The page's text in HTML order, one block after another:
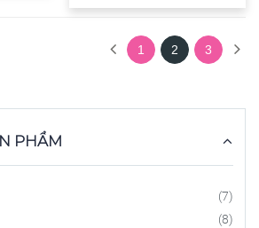
1 2(current)
3
PHẨM
(7)
(8)